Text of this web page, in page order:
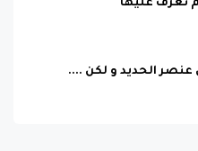
تعرف عليها
عنصر الحديد و لكن ....